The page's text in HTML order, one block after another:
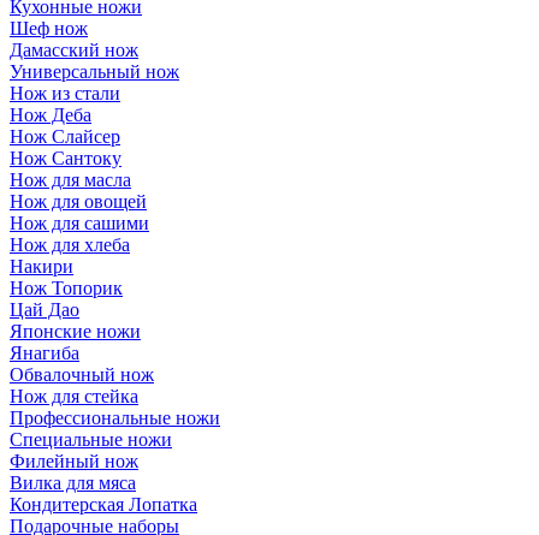
Кухонные ножи
Шеф нож
Дамасский нож
Универсальный нож
Нож из стали
Нож Деба
Нож Слайсер
Нож Сантоку
Нож для масла
Нож для овощей
Нож для сашими
Нож для хлеба
Накири
Нож Топорик
Цай Дао
Японские ножи
Янагиба
Обвалочный нож
Нож для стейка
Профессиональные ножи
Специальные ножи
Филейный нож
Вилка для мяса
Кондитерская Лопатка
Подарочные наборы